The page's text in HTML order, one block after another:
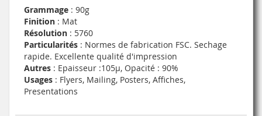
Grammage : 90g
Finition : Mat
Résolution : 5760
Particularités : Normes de fabrication FSC. Sechage
rapide. Excellente qualité d'impression
Autres : Epaisseur :105µ, Opacité : 90%
Usages : Flyers, Mailing, Posters, Affiches,
Presentations